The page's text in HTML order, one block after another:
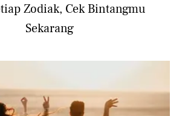
Zodiak, Cek Bintangmu
Sekarang